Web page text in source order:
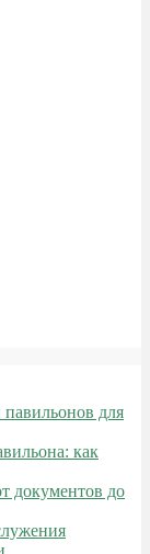
для
как
документов до